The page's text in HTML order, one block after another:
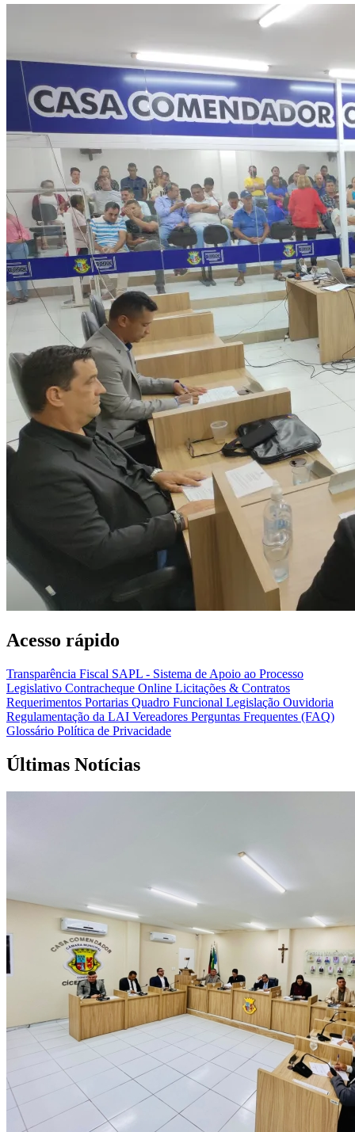
Acesso rápido
Transparência Fiscal SAPL - Sistema de Apoio ao Processo
Legislativo Contracheque Online Licitações & Contratos
Requerimentos Portarias Quadro Funcional Legislação Ouvidoria
Regulamentação da LAI Vereadores Perguntas Frequentes (FAQ)
Glossário Política de Privacidade
Últimas Notícias